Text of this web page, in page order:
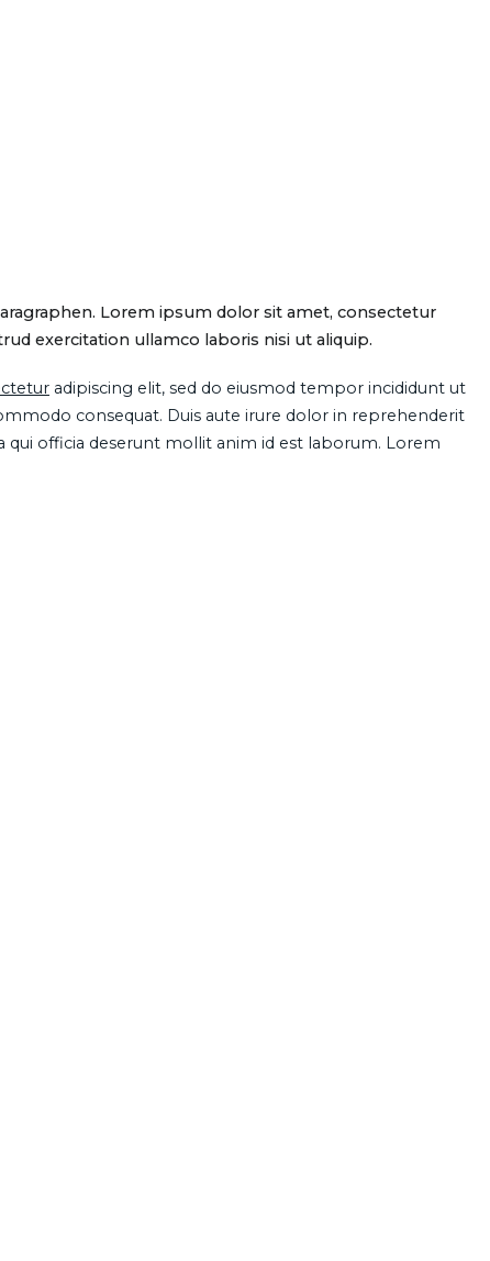
Lorem ipsum dolor sit amet, consectetur
exercitation ullamco laboris nisi ut aliquip.
adipiscing elit, sed do eiusmod tempor incididunt ut
consequat. Duis aute irure dolor in reprehenderit
officia deserunt mollit anim id est laborum. Lorem